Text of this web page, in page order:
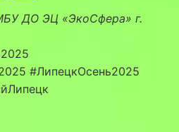
ДО ЭЦ «ЭкоСфера» г.
#ЛипецкОсень2025